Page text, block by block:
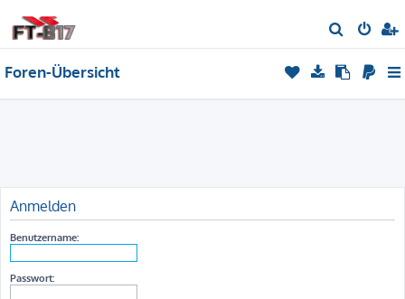
u
c
Foren-Übersicht
Anmelden
Benutzername:
Passwort: